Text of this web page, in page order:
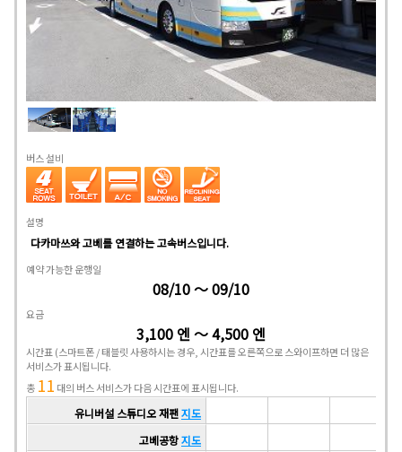
버스 설비
설명
다카마쓰와 고베를 연결하는 고속버스입니다.
예약 가능한 운행일
08/10 ～ 09/10
요금
3,100 엔 ～ 4,500 엔
시간표 (스마트폰 / 태블릿 사용하시는 경우, 시간표를 오른쪽으로 스와이프하면 더 많은
서비스가 표시됩니다.
총 11 대의 버스 서비스가 다음 시간표에 표시됩니다.
유니버설 스튜디오 재팬지도
고베공항지도